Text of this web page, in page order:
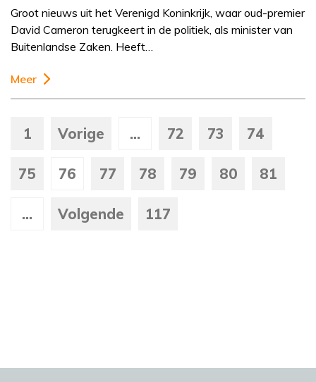
Groot nieuws uit het Verenigd Koninkrijk, waar oud-premier
David Cameron terugkeert in de politiek, als minister van
Buitenlandse Zaken. Heeft…
Meer
1 Vorige ... 72 73 74
75 76 77 78 79 80 81
... Volgende 117